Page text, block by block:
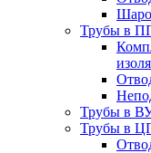
Трубы в
Трубы в
Трубы в